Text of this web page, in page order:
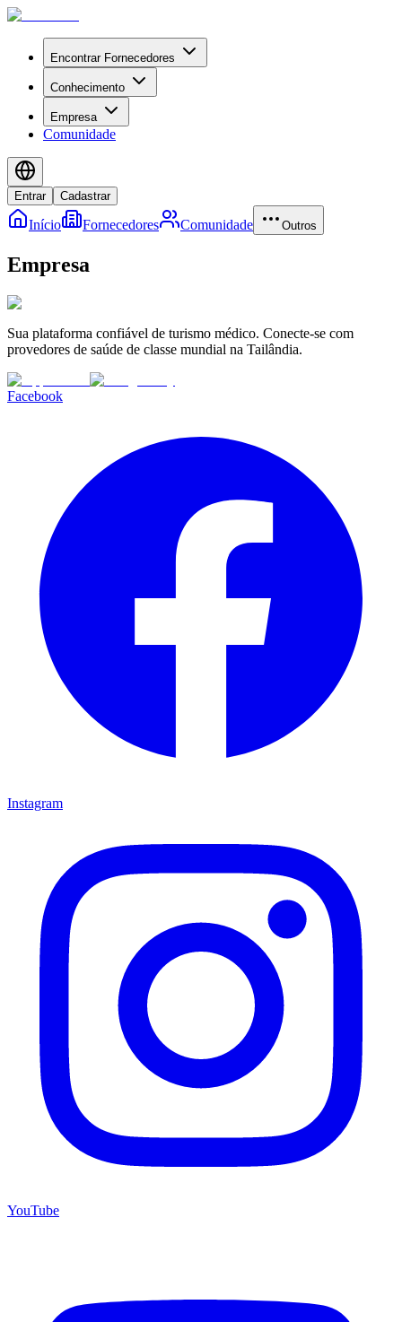
Encontrar Fornecedores
Conhecimento
Empresa
Comunidade
Entrar Cadastrar
Início Fornecedores Comunidade Outros
Empresa
Sua plataforma confiável de turismo médico. Conecte-se com
provedores de saúde de classe mundial na Tailândia.
Facebook
Instagram
YouTube